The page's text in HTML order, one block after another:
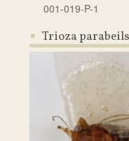
001-019-P-1
Trioza